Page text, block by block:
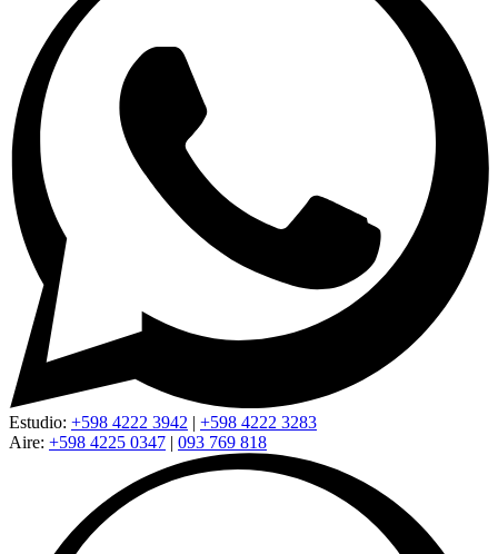
Estudio: +598 4222 3942 | +598 4222 3283
Aire: +598 4225 0347 | 093 769 818